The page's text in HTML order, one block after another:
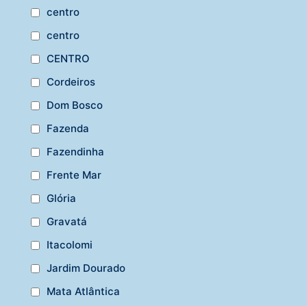
centro
centro
CENTRO
Cordeiros
Dom Bosco
Fazenda
Fazendinha
Frente Mar
Glória
Gravatá
Itacolomi
Jardim Dourado
Mata Atlântica